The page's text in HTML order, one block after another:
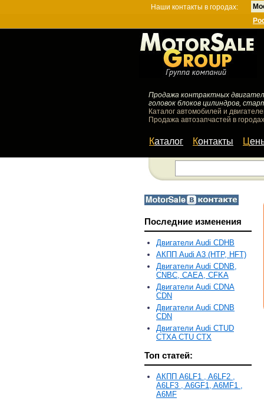
Наши контакты в городах:
Продажа контрактных
головок блоков цилиндров,
Каталог автомобилей и
Продажа автозапчастей в
Каталог Контакты
Последние изменения
Двигатели Audi CDHB
АКПП Audi A3 (HTP, HFT)
Двигатели Audi CDNB,
CNBC, CAEA, CFKA
Двигатели Audi CDNA
CDN
Двигатели Audi CDNB
CDN
Двигатели Audi CTUD
CTXA CTU CTX
Топ статей:
АКПП A6LF1 , A6LF2 ,
A6LF3 , A6GF1, A6MF1 ,
A6MF